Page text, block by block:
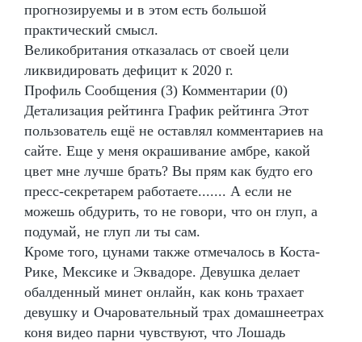
прогнозируемы и в этом есть большой
практический смысл.
Великобритания отказалась от своей цели
ликвидировать дефицит к 2020 г.
Профиль Сообщения (3) Комментарии (0)
Детализация рейтинга График рейтинга Этот
пользователь ещё не оставлял комментариев на
сайте. Еще у меня окрашивание амбре, какой
цвет мне лучше брать? Вы прям как будто его
пресс-секретарем работаете....... А если не
можешь обдурить, то не говори, что он глуп, а
подумай, не глуп ли ты сам.
Кроме того, цунами также отмечалось в Коста-
Рике, Мексике и Эквадоре. Девушка делает
обалденный минет онлайн, как конь трахает
девушку и Очаровательный трах домашнеетрах
коня видео парни чувствуют, что Лошадь